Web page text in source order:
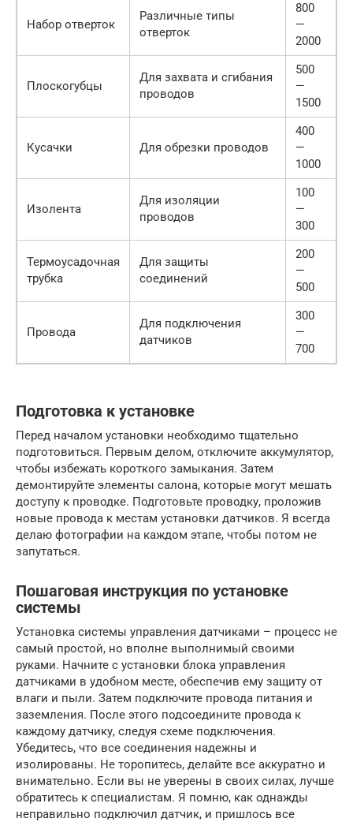
Набор отверток
Различные типы
отверток
800
—
2000
Плоскогубцы
Для захвата и сгибания
проводов
500
—
1500
Кусачки Для обрезки проводов
400
—
1000
Изолента
Для изоляции
проводов
100
—
300
Термоусадочная
трубка
Для защиты
соединений
200
—
500
Провода
Для подключения
датчиков
300
—
700
Подготовка к установке
Перед началом установки необходимо тщательно
подготовиться. Первым делом, отключите аккумулятор,
чтобы избежать короткого замыкания. Затем
демонтируйте элементы салона, которые могут мешать
доступу к проводке. Подготовьте проводку, проложив
новые провода к местам установки датчиков. Я всегда
делаю фотографии на каждом этапе, чтобы потом не
запутаться.
Пошаговая инструкция по установке
системы
Установка системы управления датчиками – процесс не
самый простой, но вполне выполнимый своими
руками. Начните с установки блока управления
датчиками в удобном месте, обеспечив ему защиту от
влаги и пыли. Затем подключите провода питания и
заземления. После этого подсоедините провода к
каждому датчику, следуя схеме подключения.
Убедитесь, что все соединения надежны и
изолированы. Не торопитесь, делайте все аккуратно и
внимательно. Если вы не уверены в своих силах, лучше
обратитесь к специалистам. Я помню, как однажды
неправильно подключил датчик, и пришлось все